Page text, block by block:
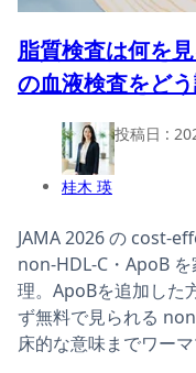
脂質検査は何を
の血液検査をど
桂木 瑛
投稿日 :
JAMA 2026 の cost-
non-HDL-C・ApoB
理。ApoBを追加した
ず無料で見られる
床的な意味までワー